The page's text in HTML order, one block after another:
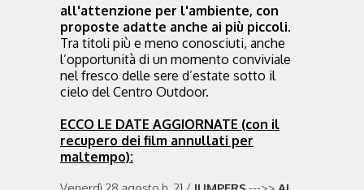
all'attenzione per l'ambiente, con
proposte adatte anche ai più piccoli.
Tra titoli più e meno conosciuti, anche
l’opportunità di un momento conviviale
nel fresco delle sere d’estate sotto il
cielo del Centro Outdoor.
ECCO LE DATE AGGIORNATE (con il
recupero dei film annullati per
maltempo):